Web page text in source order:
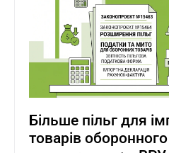
Більше пільг для
товарів оборонного